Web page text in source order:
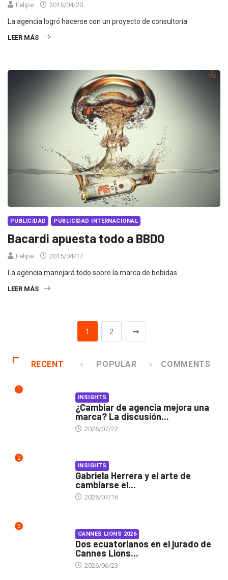
Felipe 2015/04/20
La agencia logró hacerse con un proyecto de consultoría
LEER MÁS
PUBLICIDAD PUBLICIDAD INTERNACIONAL
Bacardi apuesta todo a BBDO
Felipe 2015/04/17
La agencia manejará todo sobre la marca de bebidas
LEER MÁS
1 2
RECENT POPULAR COMMENTS
1
INSIGHTS
¿Cambiar de agencia mejora una
marca? La discusión...
2026/07/22
2
INSIGHTS
Gabriela Herrera y el arte de
cambiarse el...
2026/07/16
3
CANNES LIONS 2026
Dos ecuatorianos en el jurado de
Cannes Lions...
2026/06/23